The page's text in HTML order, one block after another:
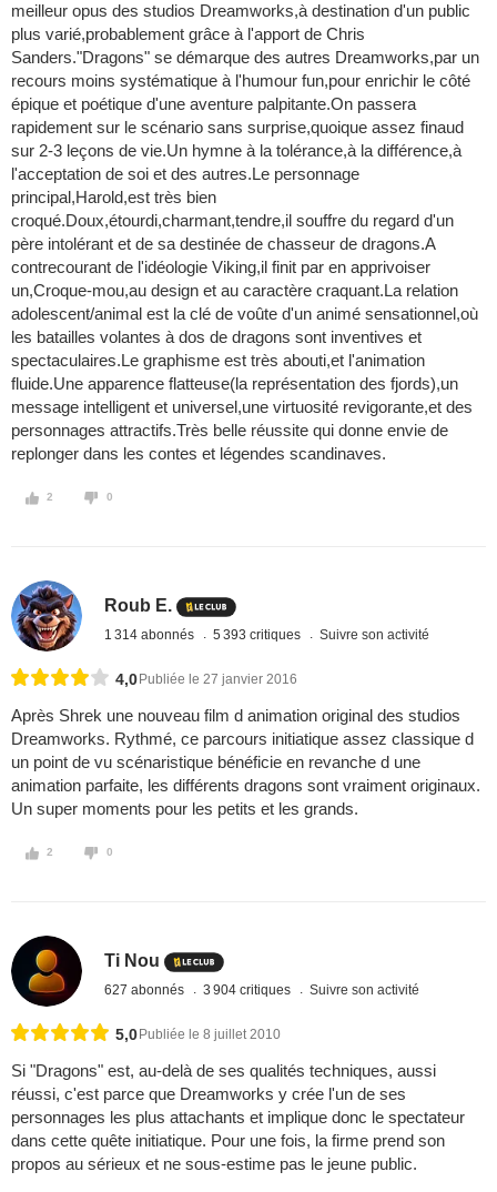
meilleur opus des studios Dreamworks,à destination d'un public
plus varié,probablement grâce à l'apport de Chris
Sanders."Dragons" se démarque des autres Dreamworks,par un
recours moins systématique à l'humour fun,pour enrichir le côté
épique et poétique d'une aventure palpitante.On passera
rapidement sur le scénario sans surprise,quoique assez finaud
sur 2-3 leçons de vie.Un hymne à la tolérance,à la différence,à
l'acceptation de soi et des autres.Le personnage
principal,Harold,est très bien
croqué.Doux,étourdi,charmant,tendre,il souffre du regard d'un
père intolérant et de sa destinée de chasseur de dragons.A
contrecourant de l'idéologie Viking,il finit par en apprivoiser
un,Croque-mou,au design et au caractère craquant.La relation
adolescent/animal est la clé de voûte d'un animé sensationnel,où
les batailles volantes à dos de dragons sont inventives et
spectaculaires.Le graphisme est très abouti,et l'animation
fluide.Une apparence flatteuse(la représentation des fjords),un
message intelligent et universel,une virtuosité revigorante,et des
personnages attractifs.Très belle réussite qui donne envie de
replonger dans les contes et légendes scandinaves.
2 0
Roub E.
1 314 abonnés 5 393 critiques Suivre son activité
4,0 Publiée le 27 janvier 2016
Après Shrek une nouveau film d animation original des studios
Dreamworks. Rythmé, ce parcours initiatique assez classique d
un point de vu scénaristique bénéficie en revanche d une
animation parfaite, les différents dragons sont vraiment originaux.
Un super moments pour les petits et les grands.
2 0
Ti Nou
627 abonnés 3 904 critiques Suivre son activité
5,0 Publiée le 8 juillet 2010
Si "Dragons" est, au-delà de ses qualités techniques, aussi
réussi, c'est parce que Dreamworks y crée l'un de ses
personnages les plus attachants et implique donc le spectateur
dans cette quête initiatique. Pour une fois, la firme prend son
propos au sérieux et ne sous-estime pas le jeune public.